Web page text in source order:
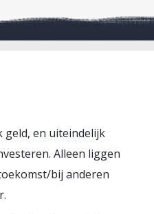
geld, en uiteindelijk
Alleen liggen
bij anderen